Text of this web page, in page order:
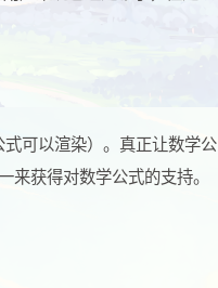
可以渲染）。真正让数学公
获得对数学公式的支持。